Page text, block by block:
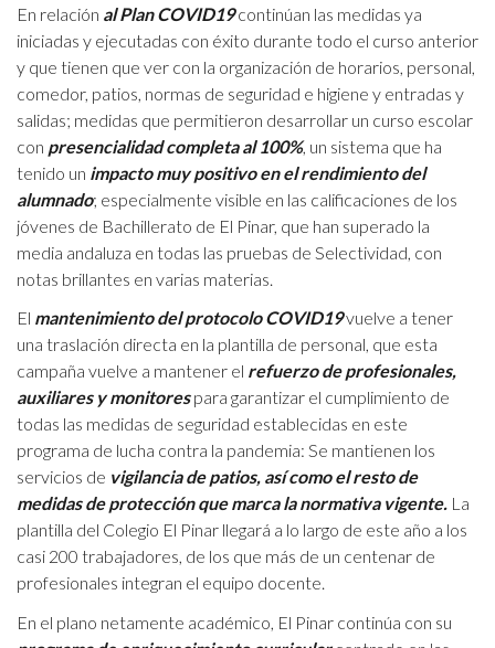
En relación al Plan COVID19continúan las medidas ya
iniciadas y ejecutadas con éxito durante todo el curso anterior
y que tienen que ver con la organización de horarios, personal,
comedor, patios, normas de seguridad e higiene y entradas y
salidas; medidas que permitieron desarrollar un curso escolar
con presencialidad completa al 100%, un sistema que ha
tenido un impacto muy positivo en el rendimiento del
alumnado; especialmente visible en las calificaciones de los
jóvenes de Bachillerato de El Pinar, que han superado la
media andaluza en todas las pruebas de Selectividad, con
notas brillantes en varias materias.
El mantenimiento del protocolo COVID19vuelve a tener
una traslación directa en la plantilla de personal, que esta
campaña vuelve a mantener el refuerzo de profesionales,
auxiliares y monitorespara garantizar el cumplimiento de
todas las medidas de seguridad establecidas en este
programa de lucha contra la pandemia: Se mantienen los
servicios de vigilancia de patios, así como el resto de
medidas de protección que marca la normativa vigente. La
plantilla del Colegio El Pinar llegará a lo largo de este año a los
casi 200 trabajadores, de los que más de un centenar de
profesionales integran el equipo docente.
En el plano netamente académico, El Pinar continúa con su